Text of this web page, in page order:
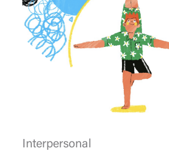
Interpersonal